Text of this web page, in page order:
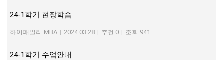
24-1학기 현장학습
하이패밀리 MBA | 2024.03.28 | 추천 0 | 조회 941
24-1학기 수업안내